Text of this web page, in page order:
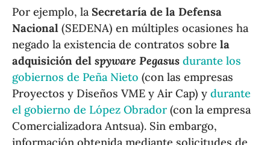
Por ejemplo, laSecretaría de la Defensa
Nacional (SEDENA) en múltiples ocasiones ha
negado la existencia de contratos sobrela
adquisición delspyware Pegasus durante los
gobiernos de Peña Nieto (con las empresas
Proyectos y Diseños VME y Air Cap) ydurante
el gobierno de López Obrador (con la empresa
Comercializadora Antsua). Sin embargo,
información obtenida mediante solicitudes de